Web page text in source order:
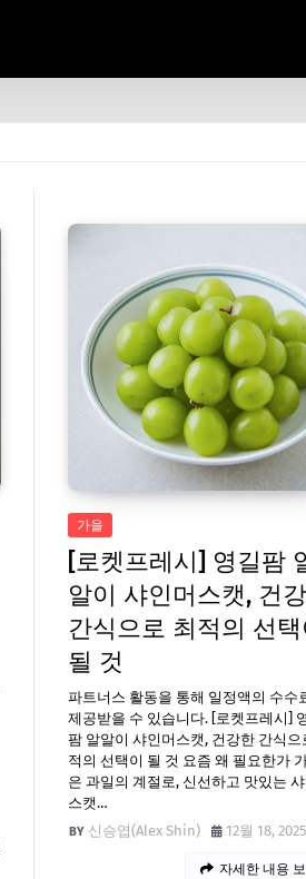
가을
[로켓프레시] 영길팜
알이 샤인머스캣, 건
간식으로 최적의 선택
될 것
파트너스 활동을 통해 일정액의 수수
제공받을 수 있습니다. [로켓프레시]
팜 알알이 샤인머스캣, 건강한 간식으
적의 선택이 될 것 요즘 왜 필요한가
은 과일의 계절로, 신선하고 맛있는
스캣…
신승엽(Alex Shin)
12월 18, 2025
자세한 내용 보